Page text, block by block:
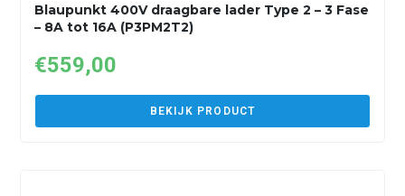
Blaupunkt 400V draagbare lader Type 2 – 3 Fase
– 8A tot 16A (P3PM2T2)
€559,00
BEKIJK PRODUCT